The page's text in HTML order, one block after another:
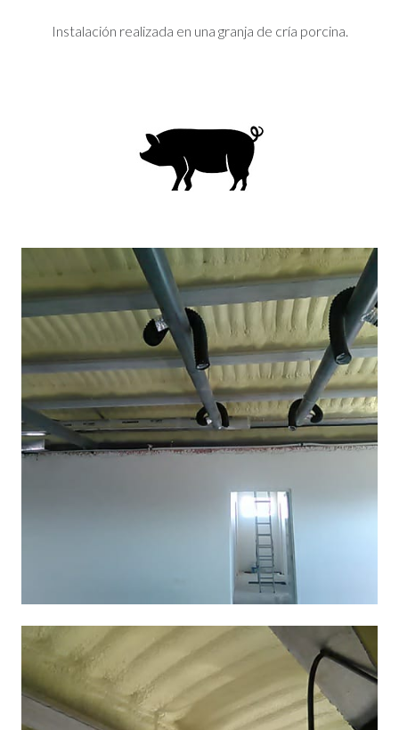
Instalación realizada en una granja de cría porcina.